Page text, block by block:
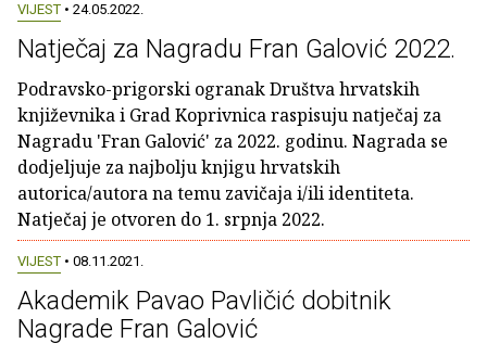
VIJEST • 24.05.2022.
Natječaj za Nagradu Fran Galović 2022.
Podravsko-prigorski ogranak Društva hrvatskih
književnika i Grad Koprivnica raspisuju natječaj za
Nagradu 'Fran Galović' za 2022. godinu. Nagrada se
dodjeljuje za najbolju knjigu hrvatskih
autorica/autora na temu zavičaja i/ili identiteta.
Natječaj je otvoren do 1. srpnja 2022.
VIJEST • 08.11.2021.
Akademik Pavao Pavličić dobitnik
Nagrade Fran Galović